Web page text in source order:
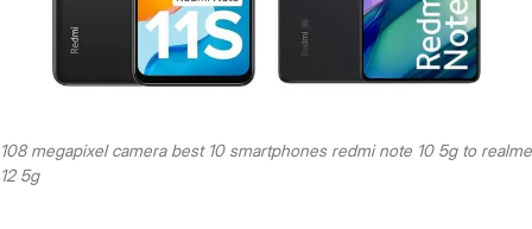
108 megapixel camera best 10 smartphones redmi note 10 5g to realme
12 5g